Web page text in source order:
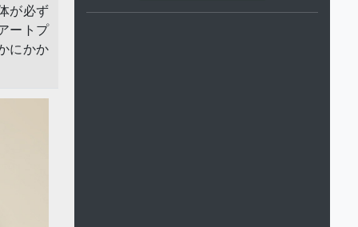
が必ず
ートプ
にかか